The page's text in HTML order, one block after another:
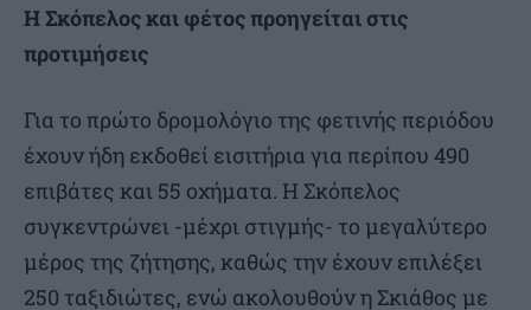
Η Σκόπελος και φέτος προηγείται στις
προτιμήσεις
Για το πρώτο δρομολόγιο της φετινής περιόδου
έχουν ήδη εκδοθεί εισιτήρια για περίπου 490
επιβάτες και 55 οχήματα. Η Σκόπελος
συγκεντρώνει -μέχρι στιγμής- το μεγαλύτερο
μέρος της ζήτησης, καθώς την έχουν επιλέξει
250 ταξιδιώτες, ενώ ακολουθούν η Σκιάθος με